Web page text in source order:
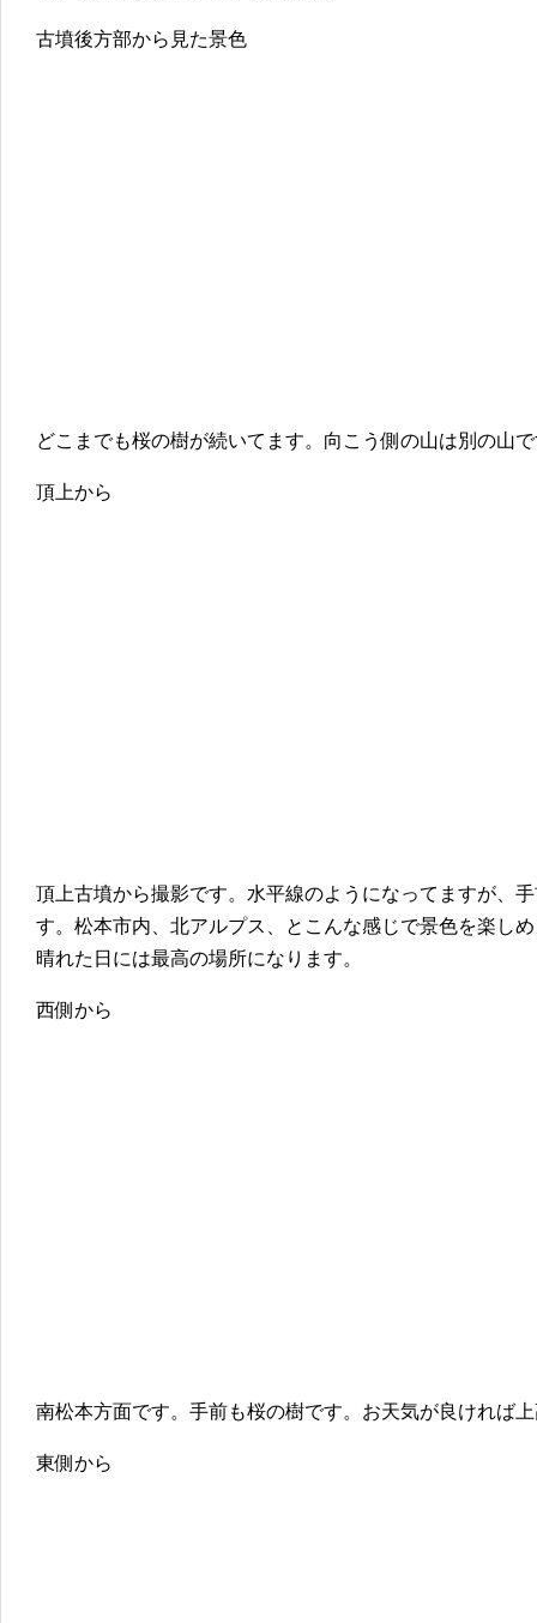
古墳後方部から見た景色
どこまでも桜の樹が続いてます。向こう側の山は別の山
頂上から
頂上古墳から撮影です。水平線のようになってますが、
す。松本市内、北アルプス、とこんな感じで景色を楽し
晴れた日には最高の場所になります。
西側から
南松本方面です。手前も桜の樹です。お天気が良ければ
東側から